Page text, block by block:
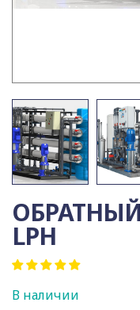
LPH
В наличии